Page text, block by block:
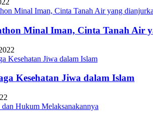
Minal Iman, Cinta Tanah Air
Kesehatan Jiwa dalam Islam